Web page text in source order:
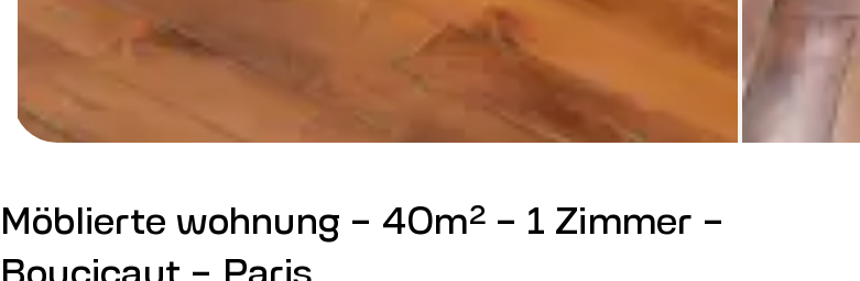
Möblierte wohnung - 40m² - 1 Zimmer -
Boucicaut - Paris